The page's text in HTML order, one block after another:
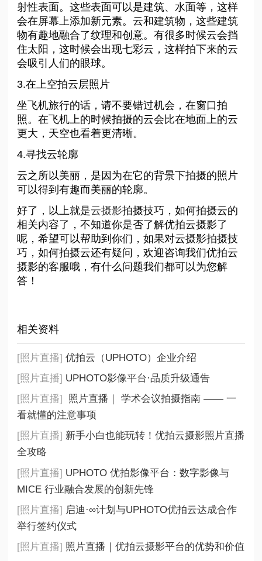
射性表面。这些表面可以是建筑、水面等，这样
会在屏幕上添加新元素。云和建筑物，这些建筑
物有趣地融合了纹理和创意。有很多时候云会挡
住太阳，这时候会出现七彩云，这样拍下来的云
会吸引人们的眼球。
3.在上空拍云层照片
坐飞机旅行的话，请不要错过机会，在窗口拍
照。在飞机上的时候拍摄的云会比在地面上的云
更大，天空也看着更清晰。
4.寻找云轮廓
云之所以美丽，是因为在它的背景下拍摄的照片
可以得到有趣而美丽的轮廓。
好了，以上就是云摄影拍摄技巧，如何拍摄云的
相关内容了，不知道你是否了解优拍云摄影了
呢，希望可以帮助到你们，如果对云摄影拍摄技
巧，如何拍摄云还有疑问，欢迎咨询我们优拍云
摄影的客服哦，有什么问题我们都可以为您解
答！
相关资料
[照片直播] 优拍云（UPHOTO）企业介绍
[照片直播] UPHOTO影像平台·品质升级通告
[照片直播]
照片直播｜ 学术会议拍摄指南 —— 一
看就懂的注意事项
[照片直播] 新手小白也能玩转！优拍云摄影照片直播
全攻略
[照片直播] UPHOTO 优拍影像平台：数字影像与
MICE 行业融合发展的创新先锋
[照片直播] 启迪·∞计划与UPHOTO优拍云达成合作
举行签约仪式
[照片直播] 照片直播｜优拍云摄影平台的优势和价值